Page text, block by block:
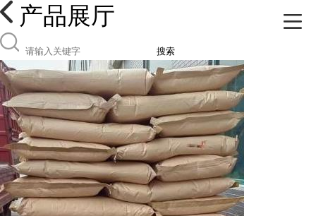
产品展厅
搜索